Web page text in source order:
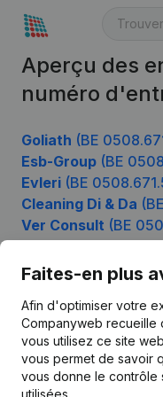
Aperçu des
numéro
Goliath (BE
Esb-Group (BE
Evleri (BE
Cleaning Di & Da
Ver Consult (BE
Faites-en plus
Afin d'optimiser votre
Companyweb recueille
vous utilisez ce site
vous permet de savoir
vous donne le contrôle
utilisées.
Français